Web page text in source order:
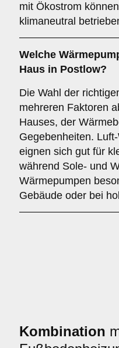
mit Ökostrom
klimaneutral
Welche
Haus in Postlow?
Die Wahl der
mehreren Faktoren
Hauses, der
Gegebenheiten.
eignen sich gut für
während Sole- und
Wärmepumpen
Gebäude oder bei
Kombination